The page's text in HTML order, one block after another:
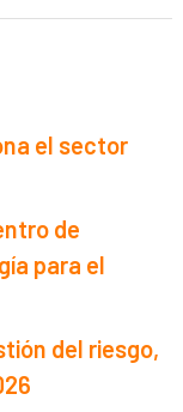
el sector
de
para el
del riesgo,